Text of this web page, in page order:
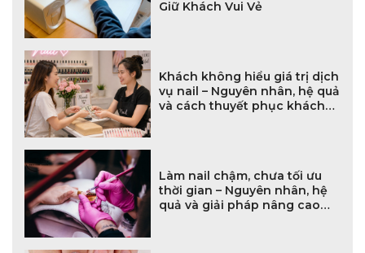
Giữ Khách Vui Vẻ
Khách không hiểu giá trị dịch
vụ nail – Nguyên nhân, hệ quả
và cách thuyết phục khách
Làm nail chậm, chưa tối ưu
thời gian – Nguyên nhân, hệ
quả và giải pháp nâng cao